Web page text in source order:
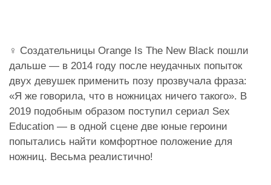
‍♀️ Создательницы Orange Is The New Black пошли
дальше — в 2014 году после неудачных попыток
двух девушек применить позу прозвучала фраза:
«Я же говорила, что в ножницах ничего такого». В
2019 подобным образом поступил сериал Sex
Education — в одной сцене две юные героини
попытались найти комфортное положение для
ножниц. Весьма реалистично!